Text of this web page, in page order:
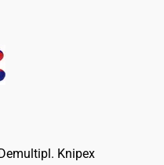
Knipex